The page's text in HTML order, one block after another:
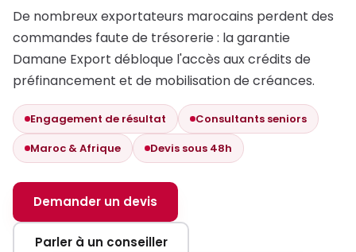
De nombreux exportateurs marocains perdent des
commandes faute de trésorerie : la garantie
Damane Export débloque l'accès aux crédits de
préfinancement et de mobilisation de créances.
Engagement de résultat
Consultants seniors
Maroc & Afrique
Devis sous 48h
Demander un devis
Parler à un conseiller